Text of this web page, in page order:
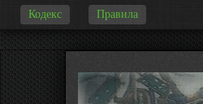
Кодекс Правила